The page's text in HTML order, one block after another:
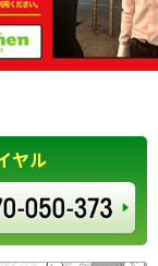
ヤル